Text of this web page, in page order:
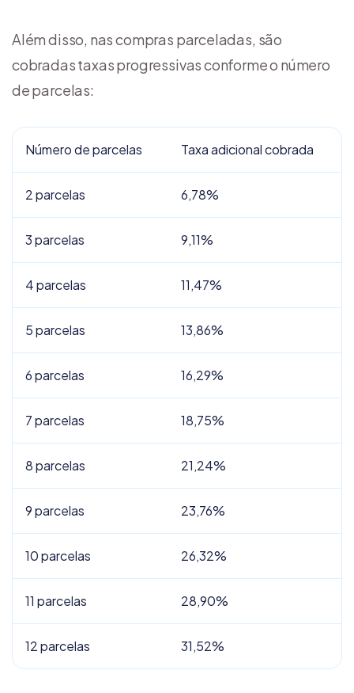
Além disso, nas compras parceladas, são
cobradas taxas progressivas conforme o número
de parcelas:
Número de parcelas Taxa adicional cobrada
2 parcelas 6,78%
3 parcelas 9,11%
4 parcelas 11,47%
5 parcelas 13,86%
6 parcelas 16,29%
7 parcelas 18,75%
8 parcelas 21,24%
9 parcelas 23,76%
10 parcelas 26,32%
11 parcelas 28,90%
12 parcelas 31,52%